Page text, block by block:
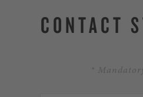
CONTACT
*